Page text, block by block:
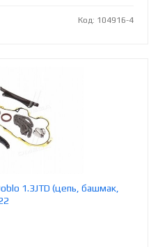
Код: 104916-4
1.3JTD (цепь, башмак,